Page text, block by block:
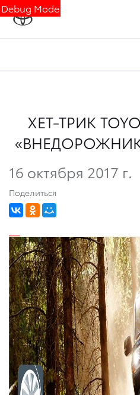
Debug Mode
ХЕТ-ТРИК
16 октября 2017 г.
Поделиться